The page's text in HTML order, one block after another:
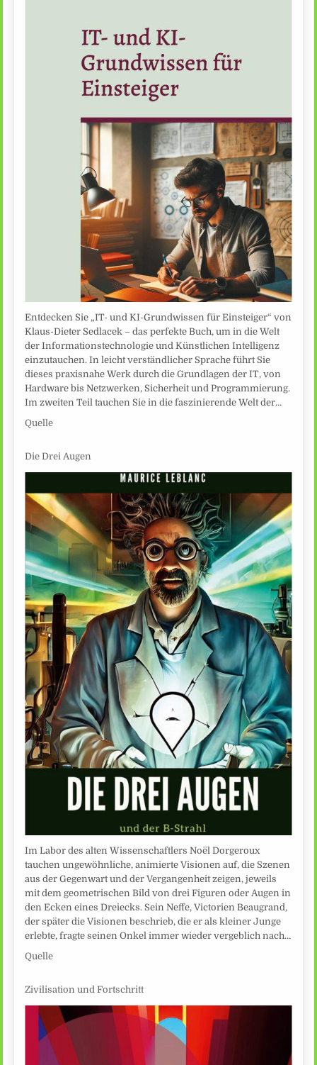
Entdecken Sie „IT- und KI-Grundwissen für Einsteiger“ von
Klaus-Dieter Sedlacek – das perfekte Buch, um in die Welt
der Informationstechnologie und Künstlichen Intelligenz
einzutauchen. In leicht verständlicher Sprache führt Sie
dieses praxisnahe Werk durch die Grundlagen der IT, von
Hardware bis Netzwerken, Sicherheit und Programmierung.
Im zweiten Teil tauchen Sie in die faszinierende Welt der…
Quelle
Die Drei Augen
Im Labor des alten Wissenschaftlers Noël Dorgeroux
tauchen ungewöhnliche, animierte Visionen auf, die Szenen
aus der Gegenwart und der Vergangenheit zeigen, jeweils
mit dem geometrischen Bild von drei Figuren oder Augen in
den Ecken eines Dreiecks. Sein Neffe, Victorien Beaugrand,
der später die Visionen beschrieb, die er als kleiner Junge
erlebte, fragte seinen Onkel immer wieder vergeblich nach…
Quelle
Zivilisation und Fortschritt